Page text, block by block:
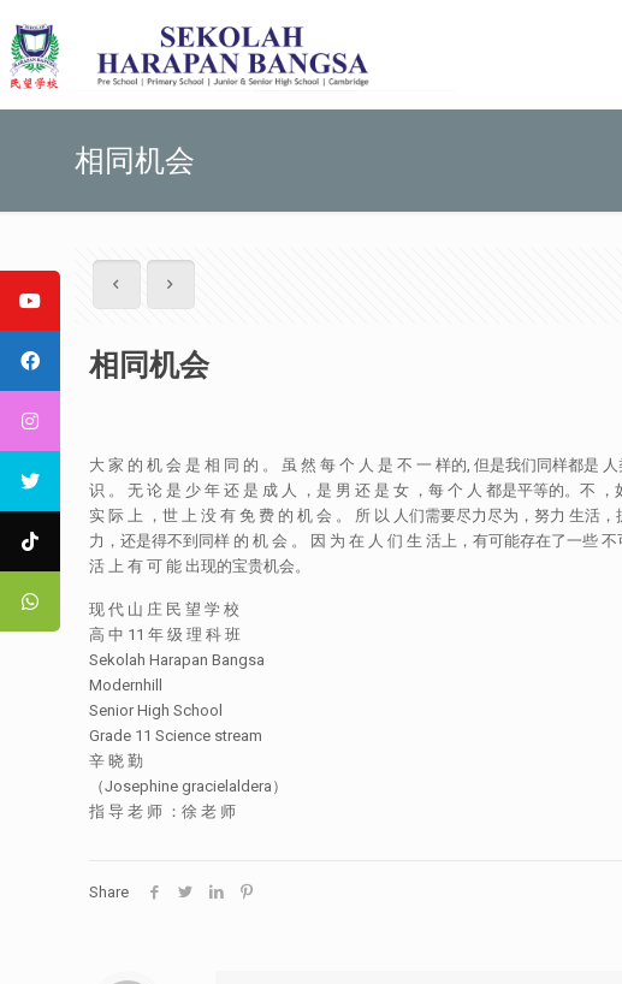
相同机会
相同机会
大 家 的 机 会 是 相 同 的 。 虽 然 每 个 人 是 不 一 样的, 但是我们同样都是
识 。 无 论 是 少 年 还 是 成 人 ，是 男 还 是 女 ，每 个 人 都是平等的。不
实 际 上 ，世 上 没 有 免 费 的 机 会 。 所 以 人们需要尽力尽为，努力 生活
力，还是得不到同样 的 机 会 。 因 为 在 人 们 生 活上，有可能存在了一些
活 上 有 可 能 出现的宝贵机会。
现 代 山 庄 民 望 学 校
高 中 11 年 级 理 科 班
Sekolah Harapan Bangsa
Modernhill
Senior High School
Grade 11 Science stream
辛 晓 勤
（Josephine gracielaldera）
指 导 老 师 ：徐 老 师
Share